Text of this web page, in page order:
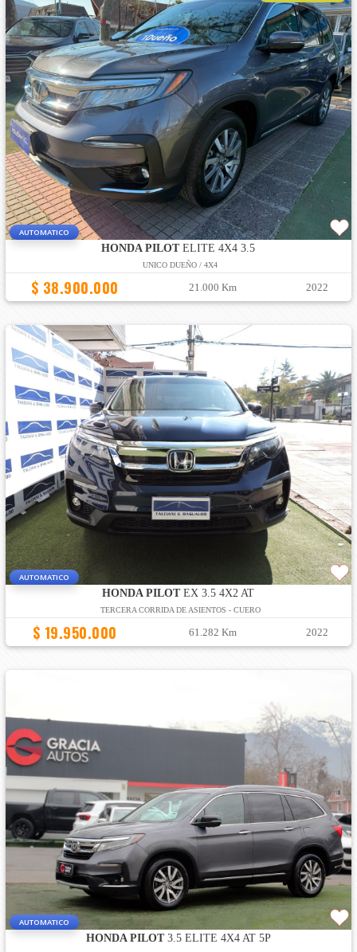
AUTOMATICO
HONDA PILOTELITE 4X4 3.5
UNICO DUEÑO / 4X4
$ 38.900.000 21.000 Km 2022
AUTOMATICO
HONDA PILOTEX 3.5 4X2 AT
TERCERA CORRIDA DE ASIENTOS - CUERO
$ 19.950.000 61.282 Km 2022
AUTOMATICO
HONDA PILOT3.5 ELITE 4X4 AT 5P